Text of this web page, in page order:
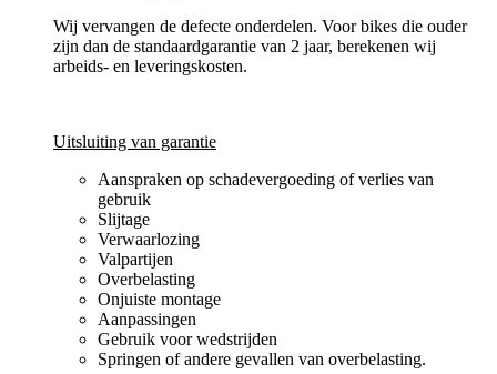
Wij vervangen de defecte onderdelen. Voor bikes die ouder
zijn dan de standaardgarantie van 2 jaar, berekenen wij
arbeids- en leveringskosten.
Uitsluiting van garantie
Aanspraken op schadevergoeding of verlies van
gebruik
Slijtage
Verwaarlozing
Valpartijen
Overbelasting
Onjuiste montage
Aanpassingen
Gebruik voor wedstrijden
Springen of andere gevallen van overbelasting.